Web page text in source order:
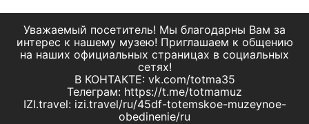
Уважаемый посетитель! Мы благодарны Вам за
интерес к нашему музею! Приглашаем к общению
на наших официальных страницах в социальных
сетях!
В КОНТАКТЕ: vk.com/totma35
Телеграм: https://t.me/totmamuz
IZI.travel: izi.travel/ru/45df-totemskoe-muzeynoe-
obedinenie/ru